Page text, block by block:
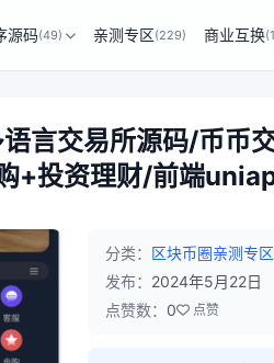
源码(49) 亲测专区(229) 商业互换
语言交易所源码/币
+投资理财/前端
分类： 区块币圈亲测专区
发布： 2024年5月22日
点赞数： 0 点赞